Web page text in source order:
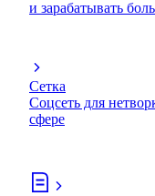
и зарабатывать
Сетка
Соцсеть для
сфере